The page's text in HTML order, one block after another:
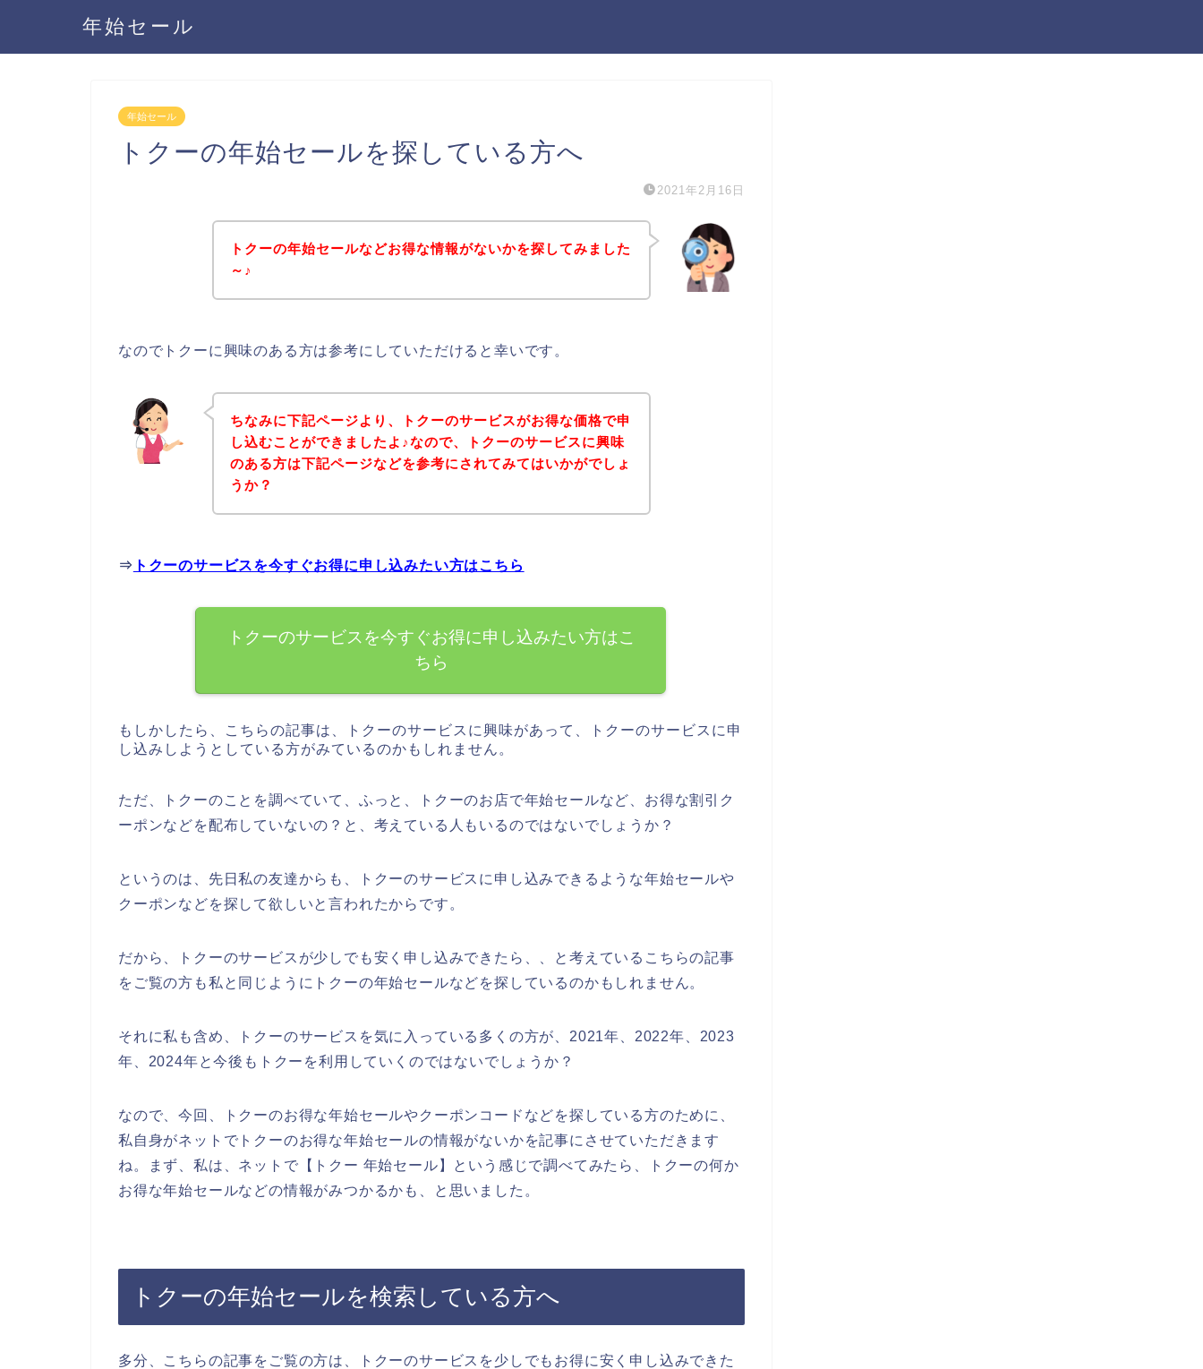
年始セール
年始セール
トクーの年始セールを探している方へ
2021年2月16日
トクーの年始セールなどお得な情報がないかを探してみました
～♪
なのでトクーに興味のある方は参考にしていただけると幸いです。
ちなみに下記ページより、トクーのサービスがお得な価格で申
し込むことができましたよ♪なので、トクーのサービスに興味
のある方は下記ページなどを参考にされてみてはいかがでしょ
うか？
⇒ トクーのサービスを今すぐお得に申し込みたい方はこちら
トクーのサービスを今すぐお得に申し込みたい方はこ
ちら
もしかしたら、こちらの記事は、トクーのサービスに興味があって、トクーのサービスに申
し込みしようとしている方がみているのかもしれません。
ただ、トクーのことを調べていて、ふっと、トクーのお店で年始セールなど、お得な割引ク
ーポンなどを配布していないの？と、考えている人もいるのではないでしょうか？
というのは、先日私の友達からも、トクーのサービスに申し込みできるような年始セールや
クーポンなどを探して欲しいと言われたからです。
だから、トクーのサービスが少しでも安く申し込みできたら、、と考えているこちらの記事
をご覧の方も私と同じようにトクーの年始セールなどを探しているのかもしれません。
それに私も含め、トクーのサービスを気に入っている多くの方が、2021年、2022年、2023
年、2024年と今後もトクーを利用していくのではないでしょうか？
なので、今回、トクーのお得な年始セールやクーポンコードなどを探している方のために、
私自身がネットでトクーのお得な年始セールの情報がないかを記事にさせていただきます
ね。まず、私は、ネットで【トクー 年始セール】という感じで調べてみたら、トクーの何か
お得な年始セールなどの情報がみつかるかも、と思いました。
トクーの年始セールを検索している方へ
多分、こちらの記事をご覧の方は、トクーのサービスを少しでもお得に安く申し込みできた